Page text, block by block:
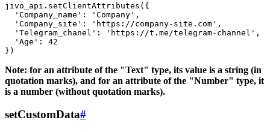
jivo_api.setClientAttributes({
  'Company_name': 'Company',
  'Company_site': 'https://company-site.com',
  'Telegram_chanel': 'https://t.me/telegram-channel',
  'Age': 42
Note: for an attribute of the "Text" type, its value is a string (in
quotation marks), and for an attribute of the "Number" type, it
is a number (without quotation marks).
setCustomData#